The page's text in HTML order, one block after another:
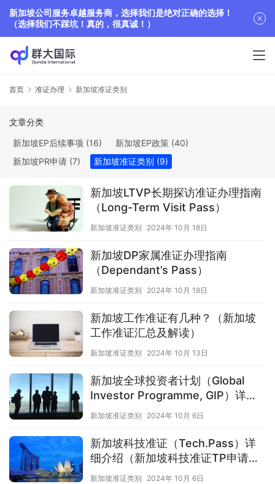
首页 准证办理 新加坡准证类别
文章分类
新加坡EP后续事项 (16) 新加坡EP政策 (40)
新加坡PR申请 (7) 新加坡准证类别 (9)
新加坡LTVP长期探访准证办理指南
（Long-Term Visit Pass）
新加坡准证类别 2024年 10月 18日
新加坡DP家属准证办理指南
（Dependant’s Pass）
新加坡准证类别 2024年 10月 18日
新加坡工作准证有几种？（新加坡
工作准证汇总及解读）
新加坡准证类别 2024年 10月 13日
新加坡全球投资者计划（Global
Investor Programme, GIP）详细
介绍
新加坡准证类别 2024年 10月 6日
新加坡科技准证（Tech.Pass）详
细介绍（新加坡科技准证TP申请指
南）
新加坡准证类别 2024年 10月 6日
新加坡公司服务卓越服务商，选择我们是绝对正确的选择！
（选择我们不踩坑！真的，很真诚！）